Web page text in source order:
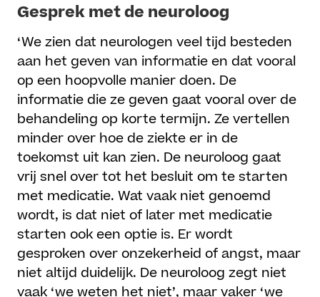
Gesprek met de neuroloog
‘We zien dat neurologen veel tijd besteden
aan het geven van informatie en dat vooral
op een hoopvolle manier doen. De
informatie die ze geven gaat vooral over de
behandeling op korte termijn. Ze vertellen
minder over hoe de ziekte er in de
toekomst uit kan zien. De neuroloog gaat
vrij snel over tot het besluit om te starten
met medicatie. Wat vaak niet genoemd
wordt, is dat niet of later met medicatie
starten ook een optie is. Er wordt
gesproken over onzekerheid of angst, maar
niet altijd duidelijk. De neuroloog zegt niet
vaak ‘we weten het niet’, maar vaker ‘we